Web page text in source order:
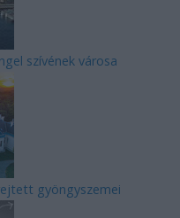
szívének városa
gyöngyszemei